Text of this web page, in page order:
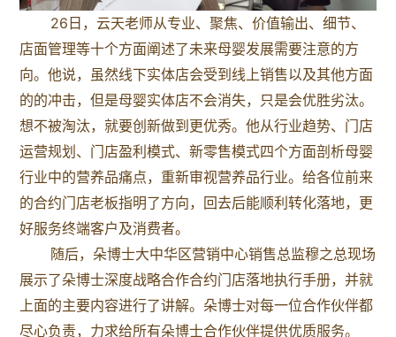
26日，云天老师从专业、聚焦、价值输出、细节、
店面管理等十个方面阐述了未来母婴发展需要注意的方
向。他说，虽然线下实体店会受到线上销售以及其他方面
的的冲击，但是母婴实体店不会消失，只是会优胜劣汰。
想不被淘汰，就要创新做到更优秀。他从行业趋势、门店
运营规划、门店盈利模式、新零售模式四个方面剖析母婴
行业中的营养品痛点，重新审视营养品行业。给各位前来
的合约门店老板指明了方向，回去后能顺利转化落地，更
好服务终端客户及消费者。
随后，朵博士大中华区营销中心销售总监穆之总现场
展示了朵博士深度战略合作合约门店落地执行手册，并就
上面的主要内容进行了讲解。朵博士对每一位合作伙伴都
尽心负责，力求给所有朵博士合作伙伴提供优质服务。